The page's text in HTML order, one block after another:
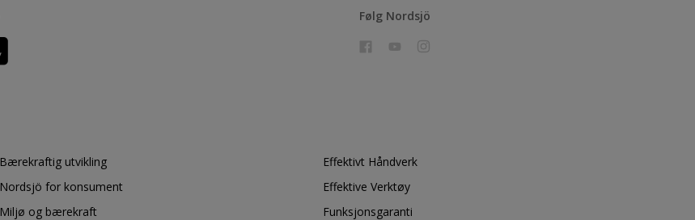
Følg Nordsjö
Bærekraftig utvikling
Nordsjö for konsument
Miljø og bærekraft
Effektivt Håndverk
Effektive Verktøy
Funksjonsgaranti